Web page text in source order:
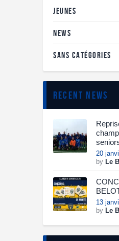
JEUNES
NEWS
SANS CATÉGORIES
recent news
20
by Le
13
by Le